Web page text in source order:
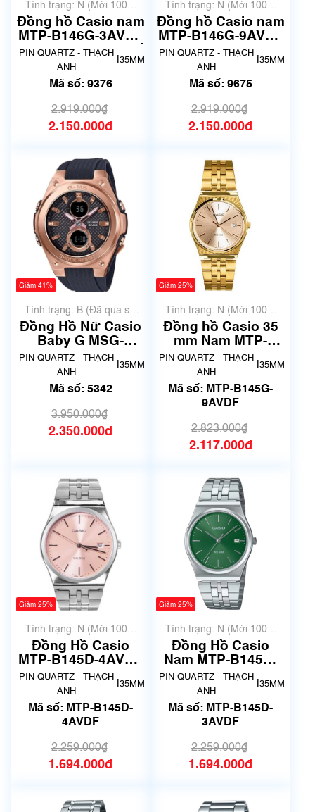
Tình trạng: N (Mới 100%
chưa qua sử dụng)
Đồng hồ Casio nam
MTP-B146G-3AVDF
Chính Hãng | Mã số
9376
PIN QUARTZ - THẠCH
ANH
35MM
Mã số: 9376
2.919.000₫
2.150.000₫
Tình trạng: N (Mới 100%
chưa qua sử dụng)
Đồng hồ Casio nam
MTP-B146G-9AVDF
| Chính Hãng | Mã
số 9675
PIN QUARTZ - THẠCH
ANH
35MM
Mã số: 9675
2.919.000₫
2.150.000₫
Giảm 41%
Tình trạng: B (Đã qua sử
dụng, hàng đẹp, có chút
xước dăm)
Đồng Hồ Nữ Casio
Baby G MSG-
C100G-1AJF | size
35mm | Mã số 5342
PIN QUARTZ - THẠCH
ANH
35MM
Mã số: 5342
3.950.000₫
2.350.000₫
Giảm 25%
Tình trạng: N (Mới 100%
chưa qua sử dụng)
Đồng hồ Casio 35
mm Nam MTP-
B145G-9AVDF
PIN QUARTZ - THẠCH
ANH
35MM
Mã số: MTP-B145G-
9AVDF
2.823.000₫
2.117.000₫
Giảm 25%
Tình trạng: N (Mới 100%
chưa qua sử dụng)
Đồng Hồ Casio
MTP-B145D-4AVDF
Chính Hãng
PIN QUARTZ - THẠCH
ANH
35MM
Mã số: MTP-B145D-
4AVDF
2.259.000₫
1.694.000₫
Giảm 25%
Tình trạng: N (Mới 100%
chưa qua sử dụng)
Đồng Hồ Casio
Nam MTP-B145D-
3AVDF Chính Hãng
PIN QUARTZ - THẠCH
ANH
35MM
Mã số: MTP-B145D-
3AVDF
2.259.000₫
1.694.000₫